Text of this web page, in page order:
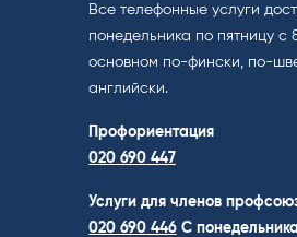
Все телефонные услуги
понедельника по пятницу с
основном по-фински, по-
английски.
Профориентация
020 690 447
Услуги для членов
020 690 446 C